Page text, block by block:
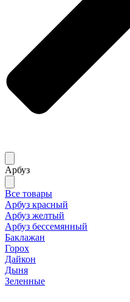
Арбуз
Все товары
Арбуз красный
Арбуз желтый
Арбуз бессемянный
Баклажан
Горох
Дайкон
Дыня
Зеленные